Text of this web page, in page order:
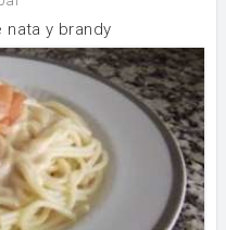
nata y brandy